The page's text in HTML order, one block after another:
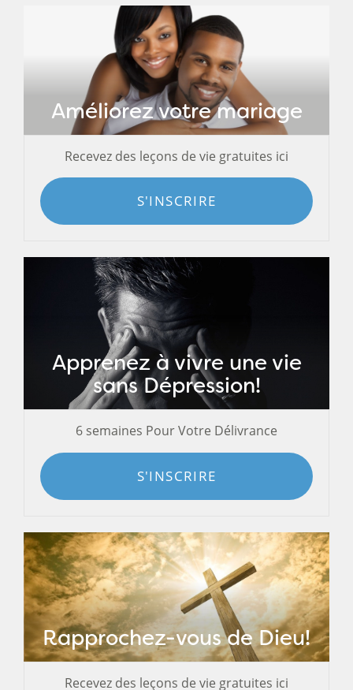
Améliorez votre mariage
Recevez des leçons de vie gratuites ici
S'INSCRIRE
Apprenez à vivre une vie
sans Dépression!
6 semaines Pour Votre Délivrance
S'INSCRIRE
Rapprochez-vous de Dieu!
Recevez des leçons de vie gratuites ici